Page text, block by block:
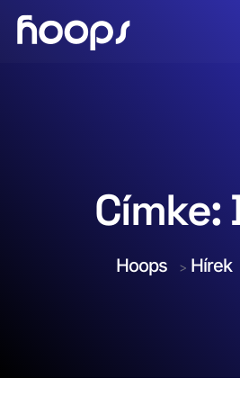
Címke:
Hoops > Hírek